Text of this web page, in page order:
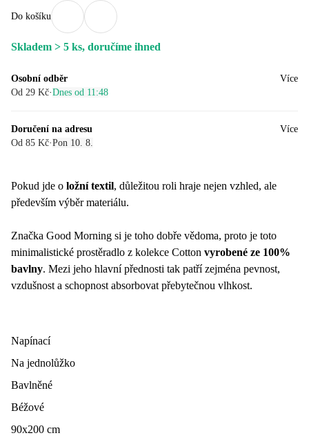
Do košíku
Skladem > 5 ks, doručíme ihned
Osobní odběr
Od 29 Kč·Dnes od 11:48
Více
Doručení na adresu
Od 85 Kč·Pon 10. 8.
Více
Pokud jde o ložní textil, důležitou roli hraje nejen vzhled, ale
především výběr materiálu.
Značka Good Morning si je toho dobře vědoma, proto je toto
minimalistické prostěradlo z kolekce Cotton vyrobené ze 100%
bavlny. Mezi jeho hlavní přednosti tak patří zejména pevnost,
vzdušnost a schopnost absorbovat přebytečnou vlhkost.
Napínací
Na jednolůžko
Bavlněné
Béžové
90x200 cm